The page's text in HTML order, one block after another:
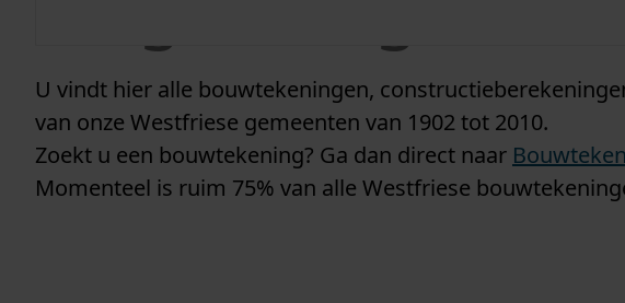
U vindt hier alle bouwtekeningen,
van onze Westfriese gemeenten van 1902 tot 2010.
Zoekt u een bouwtekening? Ga dan direct naar
Momenteel is ruim 75% van alle Westfriese